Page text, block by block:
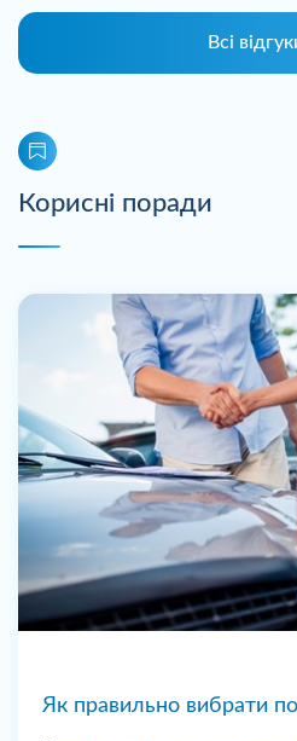
Всі
Корисні поради
Як правильно вибрати